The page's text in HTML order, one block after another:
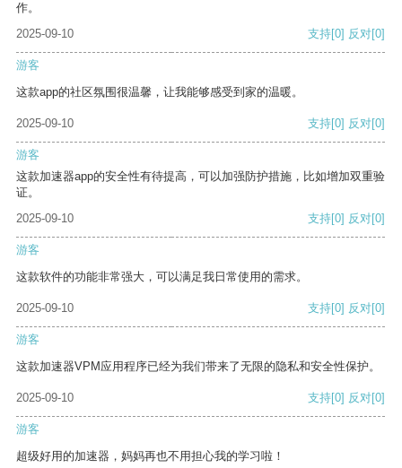
作。
2025-09-10
支持[0] 反对[0]
游客
这款app的社区氛围很温馨，让我能够感受到家的温暖。
2025-09-10 支持[0] 反对[0]
游客
这款加速器app的安全性有待提高，可以加强防护措施，比如增加双重验
证。
2025-09-10
支持[0] 反对[0]
游客
这款软件的功能非常强大，可以满足我日常使用的需求。
2025-09-10 支持[0] 反对[0]
游客
这款加速器VPM应用程序已经为我们带来了无限的隐私和安全性保护。
2025-09-10 支持[0] 反对[0]
游客
超级好用的加速器，妈妈再也不用担心我的学习啦！